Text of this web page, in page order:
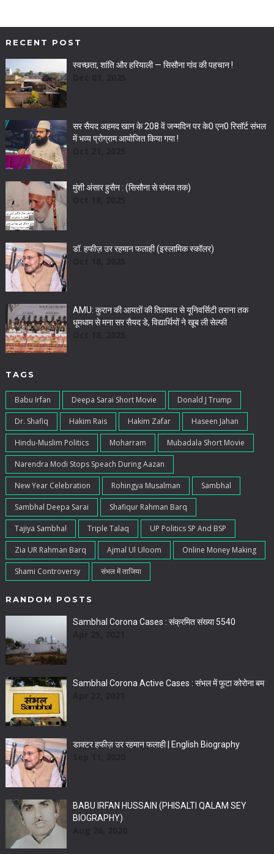
RECENT POST
स्वच्छता, शांति और हरियाली — सिसौना गांव की पहचान !
सर सैयद अहमद खान के 208 वें जन्मदिन पर के0 एन0 रिसॉर्ट संभल
में भव्य प्रोग्राम आयोजित किया गया !
मुंशी अंसार हुसैन : (सिसौना से संभल तक)
डॉ. हफीज़ उर रहमान फलाही (इस्लामिक स्कॉलर)
AMU: कुरान की आयतों की तिलावत से यूनिवर्सिटी तराना तक
धूमधाम से मना सर सैयद डे, विद्यार्थियों ने खूब ली सेल्फी
TAGS
Babu Irfan Deepa Sarai Short Movie Donald J Trump
Dr. Shafiq Hakim Rais Hakim Zafar Haseen Jahan
Hindu-Muslim Politics Moharram Mubadala Short Movie
Narendra Modi Stops Speach During Aazan
New Year Celebration Rohingya Musalman Sambhal
Sambhal Deepa Sarai Shafiqur Rahman Barq
Tajiya Sambhal Triple Talaq UP Politics SP And BSP
Zia UR Rahman Barq Ajmal Ul Uloom Online Money Making
Shami Controversy संभल में ताजिया
RANDOM POSTS
Sambhal Corona Cases : संक्रमित संख्या 5540
Sambhal Corona Active Cases : संभल में फूटा कोरोना बम
डाक्टर हफीज़ उर रहमान फलाही | English Biography
BABU IRFAN HUSSAIN (PHISALTI QALAM SEY
BIOGRAPHY)